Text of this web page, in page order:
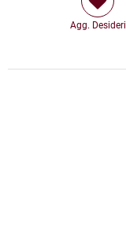
Agg. Desideri